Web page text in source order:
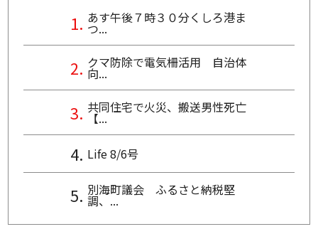
あす午後７時３０分くしろ港ま
つ...
クマ防除で電気柵活用 自治体
向...
共同住宅で火災、搬送男性死亡
【...
Life 8/6号
別海町議会 ふるさと納税堅
調、...